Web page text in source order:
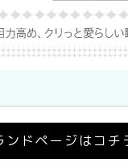
ンドページはコチ